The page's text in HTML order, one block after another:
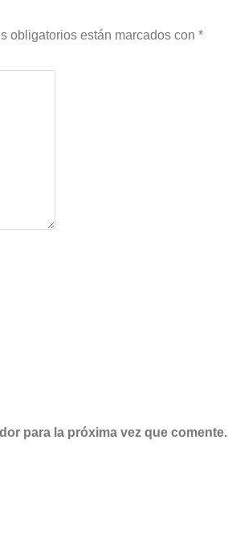
obligatorios están marcados con *
para la próxima vez que comente.